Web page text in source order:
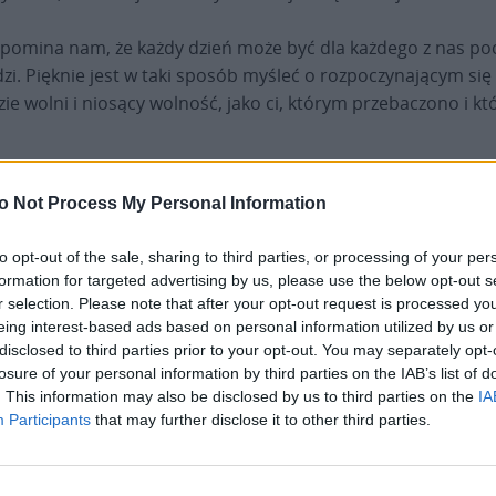
Not Process My Personal Information
opt-out of the sale, sharing to third parties, or processing of your
for targeted advertising by us, please use the below opt-out
selection. Please note that after your opt-out request is processed
interest-based ads based on personal information utilized by us
to third parties prior to your opt-out. You may separately
of your personal information by third parties on the IAB’s list of
This information may also be disclosed by us to third parties on the
Participants that may further disclose it to other third parties.
nam, że każdy dzień może być dla każdego z nas
Pięknie jest w taki sposób myśleć o rozpoczynającym
wolni i niosący wolność, jako ci, którym przebaczono i
Macierzyństwa Maryi, która swoim „tak”
którego oczy – najpierw dziecka, potem
drogę ku nowym i wyjątkowym dniom, jakie nas czekają,
i światło Jego błogosławiącego spojrzenia,
zmierzamy (por. Sobór Wat. II, Konst. duszp.Gaudium et
i stając się dla siebie nawzajem odbiciem Jego
stał się człowiekiem: aby, będąc panem gwiazd,
aby nas wyzwolić, mimo że byliśmy niegodni” (Sermo 191
Jego miłości, dzięki której objawia się nam –